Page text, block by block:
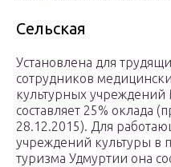
Сельская
Установлена для
сотрудников
культурных
составляет 25% оклада
28.12.2015). Для
учреждений культуры в
туризма Удмуртии она